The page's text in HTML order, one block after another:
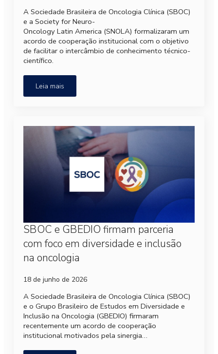
A Sociedade Brasileira de Oncologia Clínica (SBOC)
e a Society for Neuro-
Oncology Latin America (SNOLA) formalizaram um
acordo de cooperação institucional com o objetivo
de facilitar o intercâmbio de conhecimento técnico-
científico.
Leia mais
SBOC e GBEDIO firmam parceria
com foco em diversidade e inclusão
na oncologia
18 de junho de 2026
A Sociedade Brasileira de Oncologia Clínica (SBOC)
e o Grupo Brasileiro de Estudos em Diversidade e
Inclusão na Oncologia (GBEDIO) firmaram
recentemente um acordo de cooperação
institucional motivados pela sinergia…